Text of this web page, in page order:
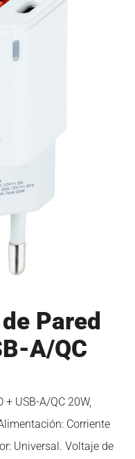
Pared
A/QC
USB-A/QC 20W,
Corriente
Universal. Voltaje de